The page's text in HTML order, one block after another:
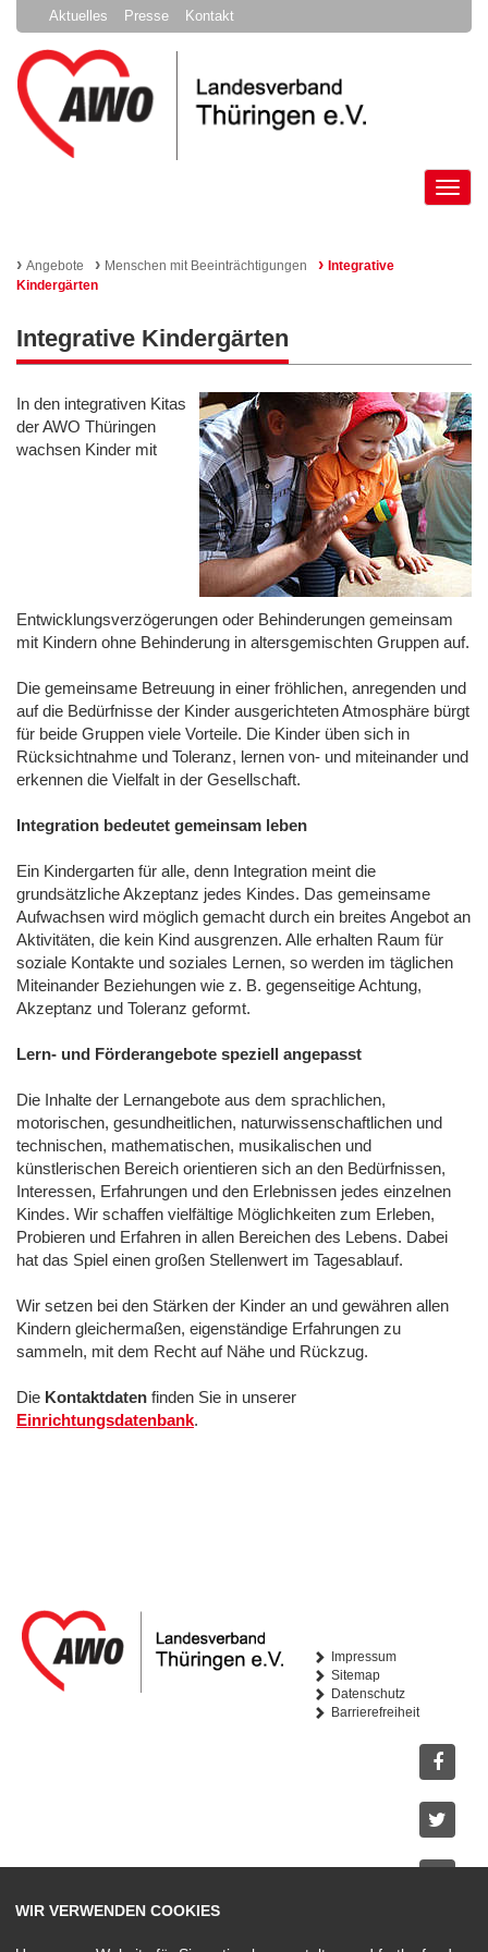
Aktuelles Presse Kontakt
› Angebote › Menschen mit Beeinträchtigungen › Integrative
Kindergärten
Integrative Kindergärten
In den integrativen Kitas
der AWO Thüringen
wachsen Kinder mit
Entwicklungsverzögerungen oder Behinderungen gemeinsam
mit Kindern ohne Behinderung in altersgemischten Gruppen auf.
Die gemeinsame Betreuung in einer fröhlichen, anregenden und
auf die Bedürfnisse der Kinder ausgerichteten Atmosphäre bürgt
für beide Gruppen viele Vorteile. Die Kinder üben sich in
Rücksichtnahme und Toleranz, lernen von- und miteinander und
erkennen die Vielfalt in der Gesellschaft.
Integration bedeutet gemeinsam leben
Ein Kindergarten für alle, denn Integration meint die
grundsätzliche Akzeptanz jedes Kindes. Das gemeinsame
Aufwachsen wird möglich gemacht durch ein breites Angebot an
Aktivitäten, die kein Kind ausgrenzen. Alle erhalten Raum für
soziale Kontakte und soziales Lernen, so werden im täglichen
Miteinander Beziehungen wie z. B. gegenseitige Achtung,
Akzeptanz und Toleranz geformt.
Lern- und Förderangebote speziell angepasst
Die Inhalte der Lernangebote aus dem sprachlichen,
motorischen, gesundheitlichen, naturwissenschaftlichen und
technischen, mathematischen, musikalischen und
künstlerischen Bereich orientieren sich an den Bedürfnissen,
Interessen, Erfahrungen und den Erlebnissen jedes einzelnen
Kindes. Wir schaffen vielfältige Möglichkeiten zum Erleben,
Probieren und Erfahren in allen Bereichen des Lebens. Dabei
hat das Spiel einen großen Stellenwert im Tagesablauf.
Wir setzen bei den Stärken der Kinder an und gewähren allen
Kindern gleichermaßen, eigenständige Erfahrungen zu
sammeln, mit dem Recht auf Nähe und Rückzug.
Die Kontaktdaten finden Sie in unserer
Einrichtungsdatenbank.
Impressum
Sitemap
Datenschutz
Barrierefreiheit
WIR VERWENDEN COOKIES